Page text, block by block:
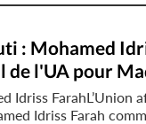
: Mohamed
de l'UA pour
Idriss FarahL’Union
Idriss Farah